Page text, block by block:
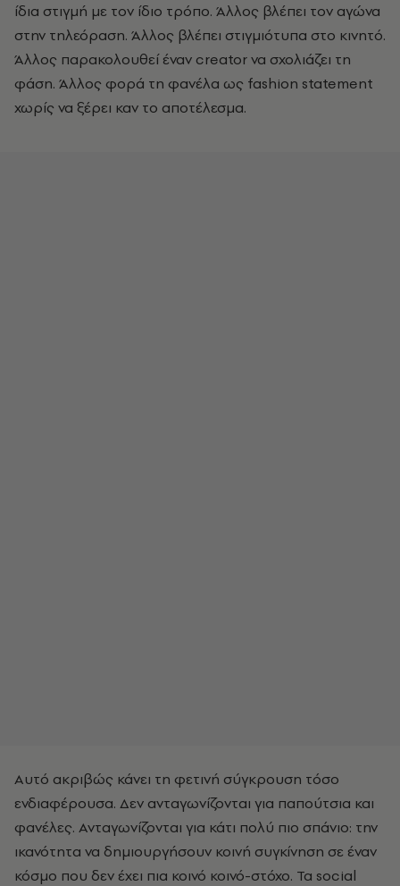
ίδια στιγμή με τον ίδιο τρόπο. Άλλος βλέπει τον αγώνα
στην τηλεόραση. Άλλος βλέπει στιγμιότυπα στο κινητό.
Άλλος παρακολουθεί έναν creator να σχολιάζει τη
φάση. Άλλος φορά τη φανέλα ως fashion statement
χωρίς να ξέρει καν το αποτέλεσμα.
Αυτό ακριβώς κάνει τη φετινή σύγκρουση τόσο
ενδιαφέρουσα. Δεν ανταγωνίζονται για παπούτσια και
φανέλες. Ανταγωνίζονται για κάτι πολύ πιο σπάνιο: την
ικανότητα να δημιουργήσουν κοινή συγκίνηση σε έναν
κόσμο που δεν έχει πια κοινό κοινό-στόχο. Τα social